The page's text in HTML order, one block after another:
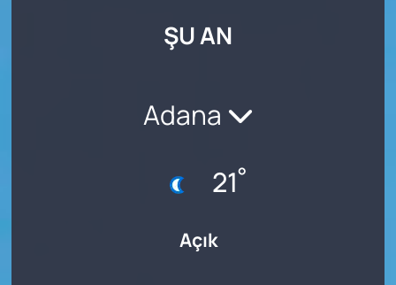
ŞU AN
Adana
21°
Açık
Son Dakika Haberleri